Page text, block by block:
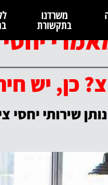
משרדנו
בתקשורתיחסי
כן, יש
שירותי יחסי